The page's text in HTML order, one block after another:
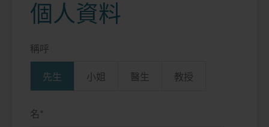
個人資料
稱呼
先生 小姐 醫生 教授
名 *